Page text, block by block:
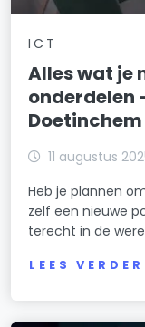
ICT
Alles wat je
onderdelen
11 augustus
Heb je plannen
zelf een nieuwe
terecht in de
LEES VERDER